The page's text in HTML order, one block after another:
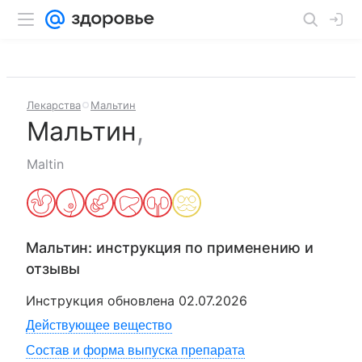
Лекарства Мальтин
Мальтин,
Maltin
Мальтин: инструкция по применению и
отзывы
Инструкция обновлена 02.07.2026
Действующее вещество
Состав и форма выпуска препарата